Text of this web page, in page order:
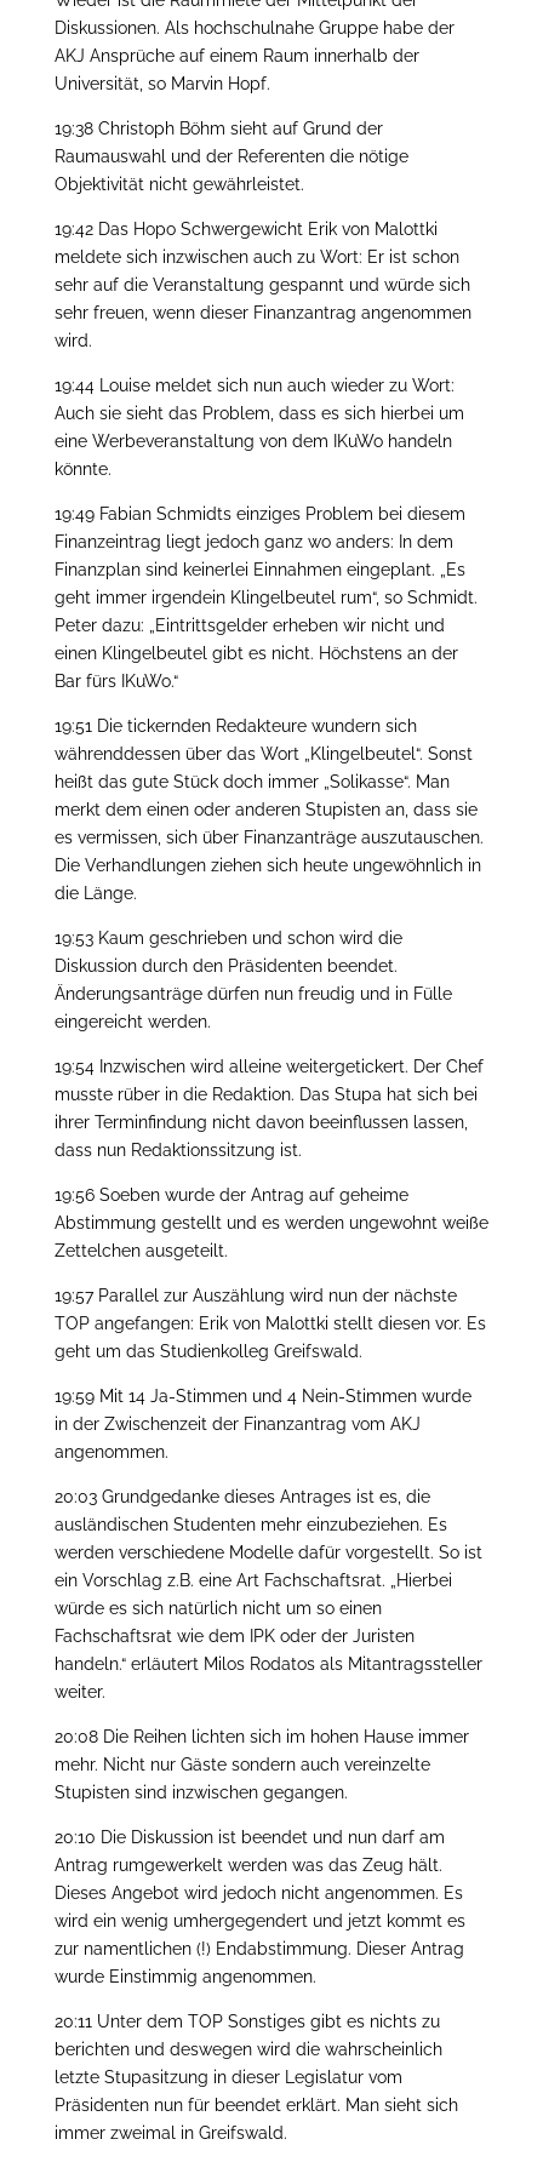
Diskussionen. Als hochschulnahe Gruppe habe der
AKJ Ansprüche auf einem Raum innerhalb der
Universität, so Marvin Hopf.
19:38 Christoph Böhm sieht auf Grund der
Raumauswahl und der Referenten die nötige
Objektivität nicht gewährleistet.
19:42 Das Hopo Schwergewicht Erik von Malottki
meldete sich inzwischen auch zu Wort: Er ist schon
sehr auf die Veranstaltung gespannt und würde sich
sehr freuen, wenn dieser Finanzantrag angenommen
wird.
19:44 Louise meldet sich nun auch wieder zu Wort:
Auch sie sieht das Problem, dass es sich hierbei um
eine Werbeveranstaltung von dem IKuWo handeln
könnte.
19:49 Fabian Schmidts einziges Problem bei diesem
Finanzeintrag liegt jedoch ganz wo anders: In dem
Finanzplan sind keinerlei Einnahmen eingeplant. „Es
geht immer irgendein Klingelbeutel rum“, so Schmidt.
Peter dazu: „Eintrittsgelder erheben wir nicht und
einen Klingelbeutel gibt es nicht. Höchstens an der
Bar fürs IKuWo.“
19:51 Die tickernden Redakteure wundern sich
währenddessen über das Wort „Klingelbeutel“. Sonst
heißt das gute Stück doch immer „Solikasse“. Man
merkt dem einen oder anderen Stupisten an, dass sie
es vermissen, sich über Finanzanträge auszutauschen.
Die Verhandlungen ziehen sich heute ungewöhnlich in
die Länge.
19:53 Kaum geschrieben und schon wird die
Diskussion durch den Präsidenten beendet.
Änderungsanträge dürfen nun freudig und in Fülle
eingereicht werden.
19:54 Inzwischen wird alleine weitergetickert. Der Chef
musste rüber in die Redaktion. Das Stupa hat sich bei
ihrer Terminfindung nicht davon beeinflussen lassen,
dass nun Redaktionssitzung ist.
19:56 Soeben wurde der Antrag auf geheime
Abstimmung gestellt und es werden ungewohnt weiße
Zettelchen ausgeteilt.
19:57 Parallel zur Auszählung wird nun der nächste
TOP angefangen: Erik von Malottki stellt diesen vor. Es
geht um das Studienkolleg Greifswald.
19:59 Mit 14 Ja-Stimmen und 4 Nein-Stimmen wurde
in der Zwischenzeit der Finanzantrag vom AKJ
angenommen.
20:03 Grundgedanke dieses Antrages ist es, die
ausländischen Studenten mehr einzubeziehen. Es
werden verschiedene Modelle dafür vorgestellt. So ist
ein Vorschlag z.B. eine Art Fachschaftsrat. „Hierbei
würde es sich natürlich nicht um so einen
Fachschaftsrat wie dem IPK oder der Juristen
handeln.“ erläutert Milos Rodatos als Mitantragssteller
weiter.
20:08 Die Reihen lichten sich im hohen Hause immer
mehr. Nicht nur Gäste sondern auch vereinzelte
Stupisten sind inzwischen gegangen.
20:10 Die Diskussion ist beendet und nun darf am
Antrag rumgewerkelt werden was das Zeug hält.
Dieses Angebot wird jedoch nicht angenommen. Es
wird ein wenig umhergegendert und jetzt kommt es
zur namentlichen (!) Endabstimmung. Dieser Antrag
wurde Einstimmig angenommen.
20:11 Unter dem TOP Sonstiges gibt es nichts zu
berichten und deswegen wird die wahrscheinlich
letzte Stupasitzung in dieser Legislatur vom
Präsidenten nun für beendet erklärt. Man sieht sich
immer zweimal in Greifswald.